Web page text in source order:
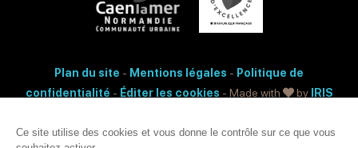
Ce site utilise des cookies et vous donne le contrôle sur ce que vous
Plan du site - Mentions légales - Politique de
confidentialité - Éditer les cookies - Made with by
IRIS
Accessibilité: non conforme